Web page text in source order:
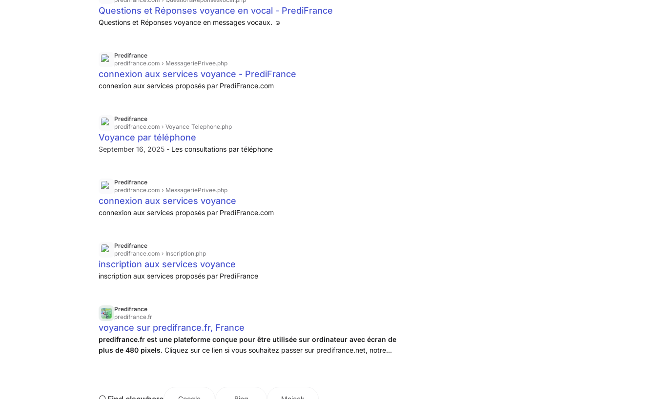
Questions et Réponses voyance en vocal - PrediFrance
Questions et Réponses voyance en messages vocaux. ☺
Predifrance
predifrance.com › MessageriePrivee.php
connexion aux services voyance - PrediFrance
connexion aux services proposés par PrediFrance.com
Predifrance
predifrance.com › Voyance_Telephone.php
Voyance par téléphone
September 16, 2025 - Les consultations par téléphone
Predifrance
predifrance.com › MessageriePrivee.php
connexion aux services voyance
connexion aux services proposés par PrediFrance.com
Predifrance
predifrance.com › Inscription.php
inscription aux services voyance
inscription aux services proposés par PrediFrance
Predifrance
predifrance.fr
voyance sur predifrance.fr, France
predifrance.fr est une plateforme conçue pour être utilisée sur ordinateur avec écran de
plus de 480 pixels. Cliquez sur ce lien si vous souhaitez passer sur predifrance.net, notre